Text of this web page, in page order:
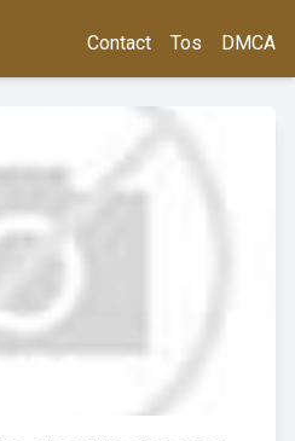
Contact Tos DMCA